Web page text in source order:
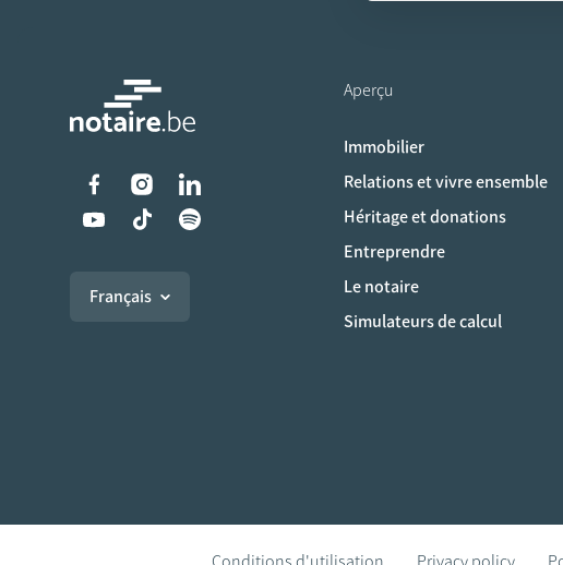
Liens vers les réseaux sociaux
Français
Aperçu
Immobilier
Relations et vivre ensemble
Héritage et donations
Entreprendre
Le notaire
Simulateurs de calcul